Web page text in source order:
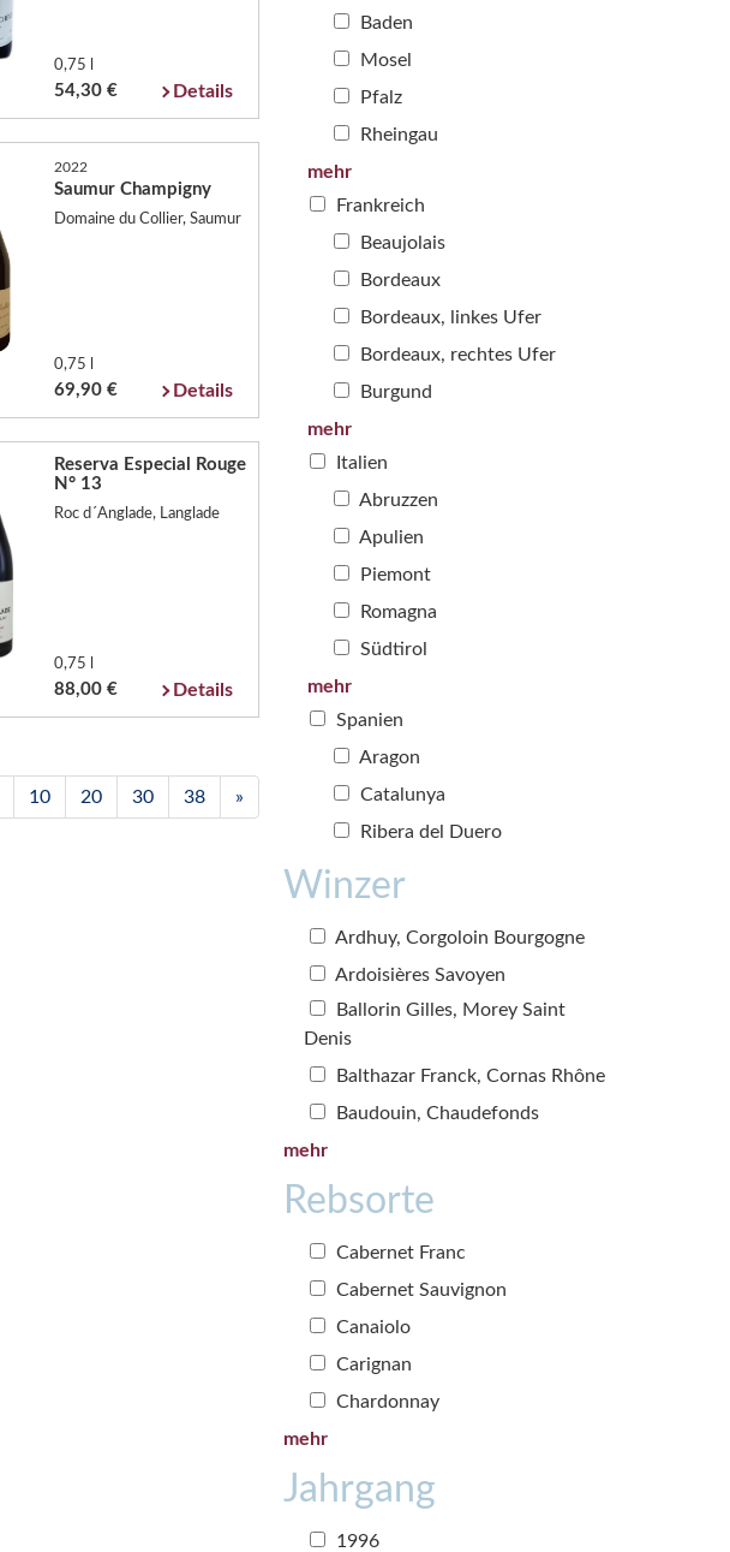
0,75 l
54,30 € Details
2022
Saumur Champigny
Domaine du Collier, Saumur
0,75 l
69,90 € Details
Reserva Especial Rouge
N° 13
Roc d´Anglade, Langlade
0,75 l
88,00 € Details
10 20 30 38 »
Baden
Mosel
Pfalz
Rheingau
mehr
Frankreich
Beaujolais
Bordeaux
Bordeaux, linkes Ufer
Bordeaux, rechtes Ufer
Burgund
mehr
Italien
Abruzzen
Apulien
Piemont
Romagna
Südtirol
mehr
Spanien
Aragon
Catalunya
Ribera del Duero
Winzer
Ardhuy, Corgoloin Bourgogne
Ardoisières Savoyen
Ballorin Gilles, Morey Saint
Denis
Balthazar Franck, Cornas Rhône
Baudouin, Chaudefonds
mehr
Rebsorte
Cabernet Franc
Cabernet Sauvignon
Canaiolo
Carignan
Chardonnay
mehr
Jahrgang
1996